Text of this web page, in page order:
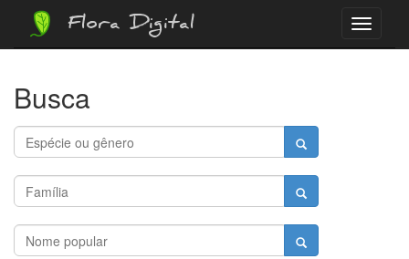
Menu
Flora Digital
Busca